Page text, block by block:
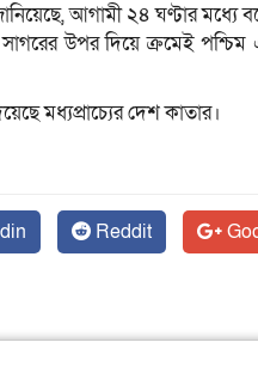
আগামী ২৪ ঘণ্টার মধ্যে
উপর দিয়ে ক্রমেই
মধ্যপ্রাচ্যের দেশ কাতার।
Reddit